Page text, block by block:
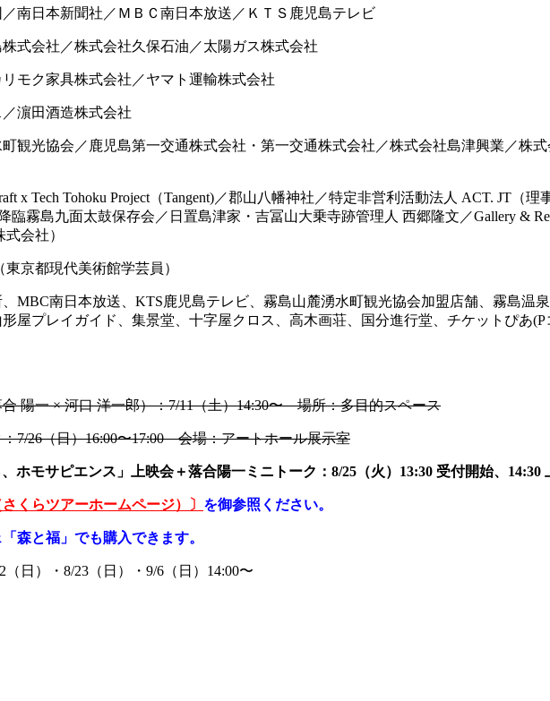
南日本新聞社／ＭＢＣ南日本放送／ＫＴＳ鹿児島テレビ
式会社／株式会社久保石油／太陽ガス株式会社
モク家具株式会社／ヤマト運輸株式会社
濵田酒造株式会社
観光協会／鹿児島第一交通株式会社・第一交通株式会社／株式会社島津興業／株
x Tech Tohoku Project（Tangent)／郡山八幡神社／特定非営利活動法人 ACT. JT（
臨霧島九面太鼓保存会／日置島津家・吉冨山大乗寺跡管理人 西郷隆文／Gallery &
会社）
京都現代美術館学芸員）
MBC南日本放送、KTS鹿児島テレビ、霧島山麓湧水町観光協会加盟店舗、霧島温
屋プレイガイド、集景堂、十字屋クロス、高木画荘、国分進行堂、チケットぴあ(P
陽一 × 河口 洋一郎）：7/11（土）14:30〜 場所：多目的スペース
7/26（日）16:00〜17:00 会場：アートホール展示室
ホモサピエンス」上映会＋落合陽一ミニトーク：8/25（火）13:30 受付開始、
さくらツアーホームページ）〕 を御参照ください。
森と福」でも購入できます。
日）・8/23（日）・9/6（日）14:00〜